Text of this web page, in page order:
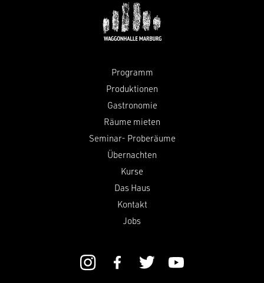
Programm
Produktionen
Gastronomie
Räume mieten
Seminar- Proberäume
Übernachten
Kurse
Das Haus
Kontakt
Jobs